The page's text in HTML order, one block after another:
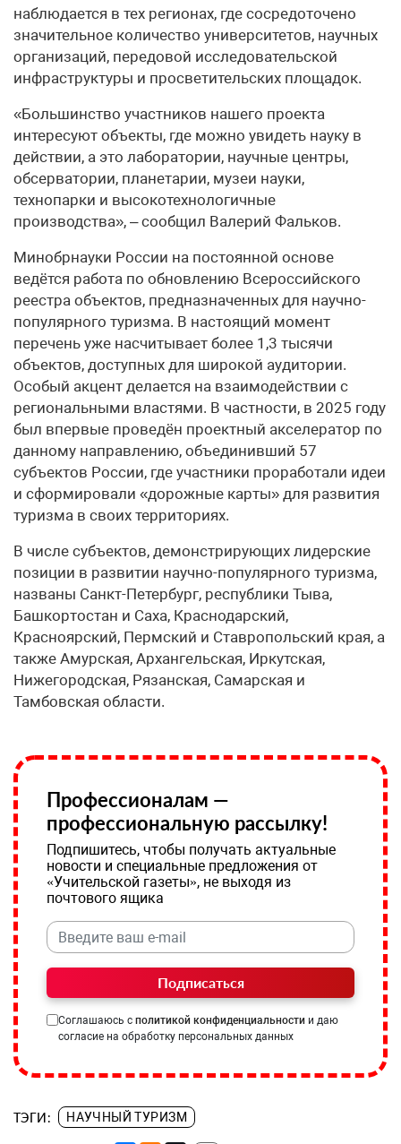
наблюдается в тех регионах, где сосредоточено
значительное количество университетов, научных
организаций, передовой исследовательской
инфраструктуры и просветительских площадок.
«Большинство участников нашего проекта
интересуют объекты, где можно увидеть науку в
действии, а это лаборатории, научные центры,
обсерватории, планетарии, музеи науки,
технопарки и высокотехнологичные
производства», – сообщил Валерий Фальков.
Минобрнауки России на постоянной основе
ведётся работа по обновлению Всероссийского
реестра объектов, предназначенных для научно-
популярного туризма. В настоящий момент
перечень уже насчитывает более 1,3 тысячи
объектов, доступных для широкой аудитории.
Особый акцент делается на взаимодействии с
региональными властями. В частности, в 2025 году
был впервые проведён проектный акселератор по
данному направлению, объединивший 57
субъектов России, где участники проработали идеи
и сформировали «дорожные карты» для развития
туризма в своих территориях.
В числе субъектов, демонстрирующих лидерские
позиции в развитии научно-популярного туризма,
названы Санкт-Петербург, республики Тыва,
Башкортостан и Саха, Краснодарский,
Красноярский, Пермский и Ставропольский края, а
также Амурская, Архангельская, Иркутская,
Нижегородская, Рязанская, Самарская и
Тамбовская области.
Профессионалам —
профессиональную рассылку!
Подпишитесь, чтобы получать актуальные
новости и специальные предложения от
«Учительской газеты», не выходя из
почтового ящика
Подписаться
Соглашаюсь с политикой конфиденциальности и даю
согласие на обработку персональных данных
ТЭГИ: НАУЧНЫЙ ТУРИЗМ